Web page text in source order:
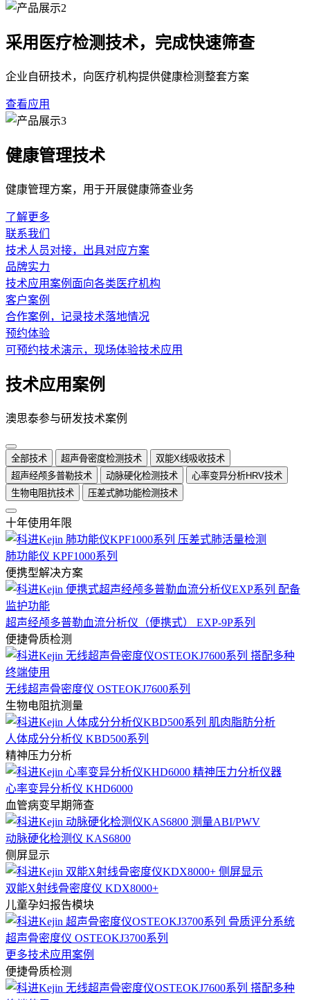
采用医疗检测技术，完成快速筛查
企业自研技术，向医疗机构提供健康检测整套方案
查看应用
健康管理技术
健康管理方案，用于开展健康筛查业务
了解更多
联系我们
技术人员对接，出具对应方案
品牌实力
技术应用案例面向各类医疗机构
客户案例
合作案例，记录技术落地情况
预约体验
可预约技术演示，现场体验技术应用
技术应用案例
澳思泰参与研发技术案例
全部技术 超声骨密度检测技术
双能X线吸收技术
超声经颅多普勒技术
动脉硬化检测技术
心率变异分析HRV技术
生物电阻抗技术
压差式肺功能检测技术
十年使用年限
肺功能仪 KPF1000系列
便携型解决方案
超声经颅多普勒血流分析仪（便携式） EXP-9P系列
便捷骨质检测
无线超声骨密度仪 OSTEOKJ7600系列
生物电阻抗测量
人体成分分析仪 KBD500系列
精神压力分析
心率变异分析仪 KHD6000
血管病变早期筛查
动脉硬化检测仪 KAS6800
侧屏显示
双能X射线骨密度仪 KDX8000+
儿童孕妇报告模块
超声骨密度仪 OSTEOKJ3700系列
更多技术应用案例
便捷骨质检测